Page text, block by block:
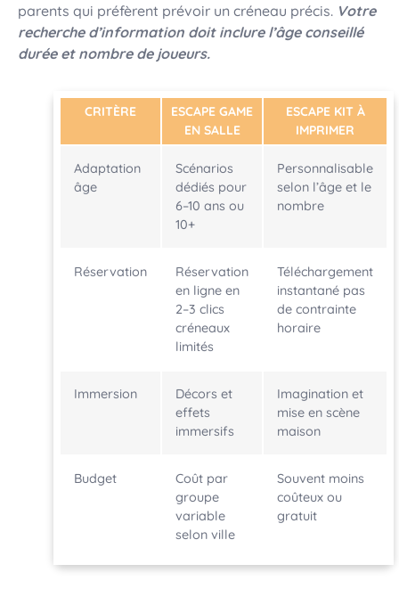
parents qui préfèrent prévoir un créneau précis. Votre
recherche d’information doit inclure l’âge conseillé
durée et nombre de joueurs.
CRITÈRE
ESCAPE GAME
EN SALLE
ESCAPE KIT À
IMPRIMER
Adaptation
âge
Scénarios
dédiés pour
6–10 ans ou
10+
Personnalisable
selon l’âge et le
nombre
Réservation
Réservation
en ligne en
2–3 clics
créneaux
limités
Téléchargement
instantané pas
de contrainte
horaire
Immersion
Décors et
effets
immersifs
Imagination et
mise en scène
maison
Budget
Coût par
groupe
variable
selon ville
Souvent moins
coûteux ou
gratuit